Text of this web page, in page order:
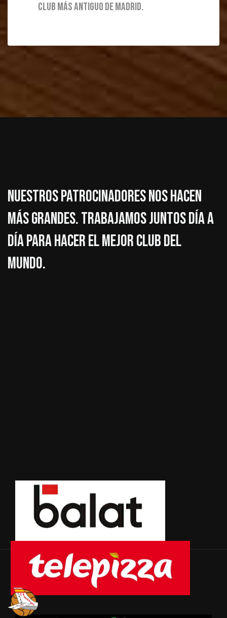
club más antiguo de Madrid.
Nuestros patrocinadores nos hacen
más grandes. Trabajamos juntos día a
día para hacer el mejor club del
mundo.